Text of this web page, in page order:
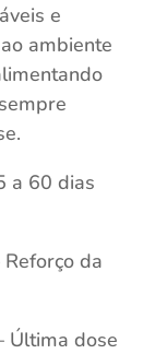
e
ambiente
a 60 dias
da
Última dose